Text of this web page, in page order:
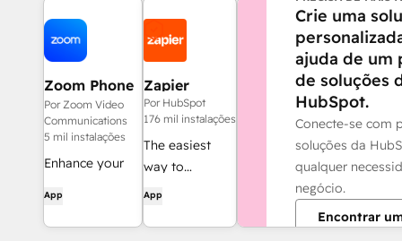
Zoom Phone
for HubSpot
Por Zoom Video
Communications
5 mil instalações
Enhance your
experience and
streamline your
App
Zapier
Por HubSpot
176 mil instalações
The easiest
way to
automate and
HubSpot to
App
Crie uma
ajuda de um
de soluções
HubSpot.
Conecte-se com
soluções da
qualquer
negócio.
Encontrar